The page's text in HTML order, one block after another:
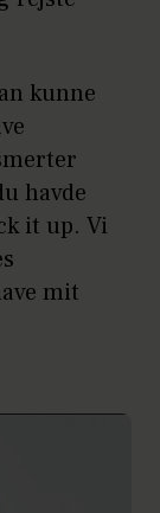
kunne
havde
it up. Vi
mit